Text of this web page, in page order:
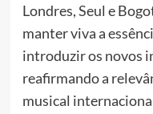
Londres, Seul e
manter viva a
introduzir os novos
reafirmando a
musical